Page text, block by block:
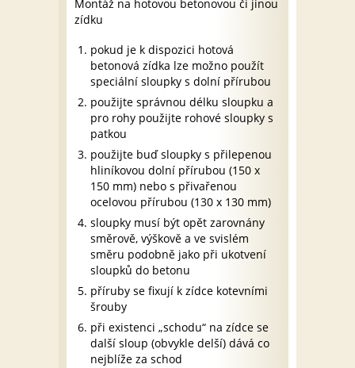
Montáž na hotovou betonovou či jinou
zídku
pokud je k dispozici hotová
betonová zídka lze možno použít
speciální sloupky s dolní přírubou
použijte správnou délku sloupku a
pro rohy použijte rohové sloupky s
patkou
použijte buď sloupky s přilepenou
hliníkovou dolní přírubou (150 x
150 mm) nebo s přivařenou
ocelovou přírubou (130 x 130 mm)
sloupky musí být opět zarovnány
směrově, výškově a ve svislém
směru podobně jako při ukotvení
sloupků do betonu
příruby se fixují k zídce kotevními
šrouby
při existenci „schodu“ na zídce se
další sloup (obvykle delší) dává co
nejblíže za schod